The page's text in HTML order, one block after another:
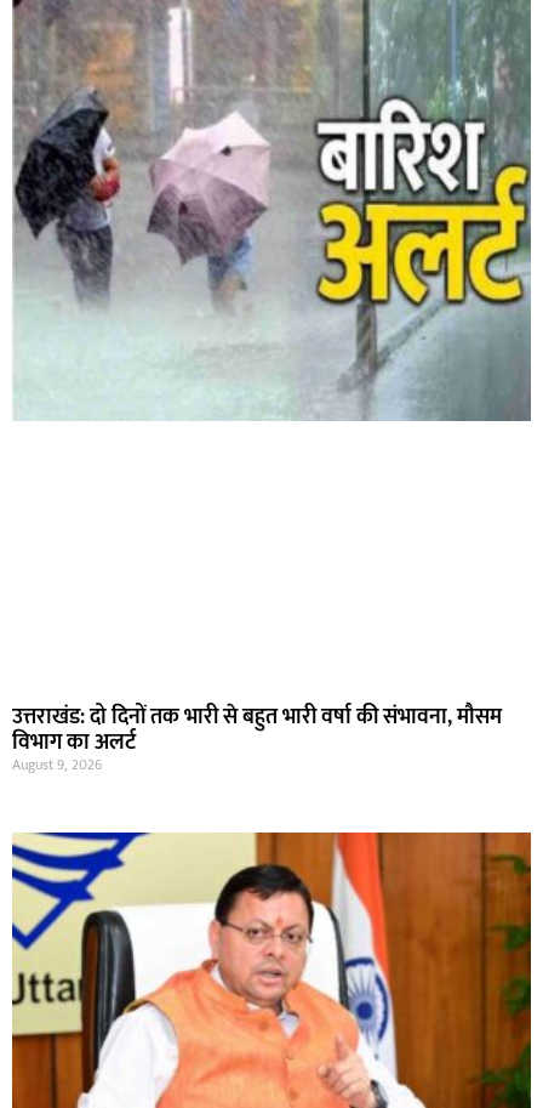
उत्तराखंड: दो दिनों तक भारी से बहुत भारी वर्षा की संभावना, मौसम
विभाग का अलर्ट
August 9, 2026